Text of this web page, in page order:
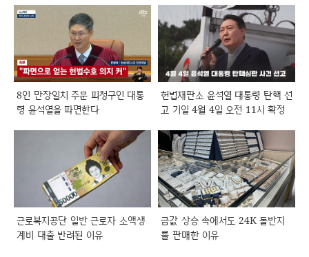
8인 만장일치 주문 피청구인 대통
령 윤석열을 파면한다
헌법재판소 윤석열 대통령 탄핵 선
고 기일 4월 4일 오전 11시 확정
근로복지공단 일반 근로자 소액생
계비 대출 반려된 이유
금값 상승 속에서도 24K 돌반지
를 판매한 이유